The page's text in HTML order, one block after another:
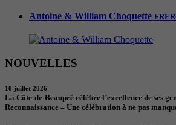
Antoine & William Choquette
NOUVELLES
10 juillet 2026
La Côte-de-Beaupré célèbre l’excellence de ses
Reconnaissance – Une célébration à ne pas